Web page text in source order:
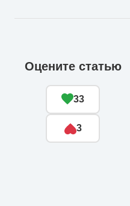
Оцените статью
33
3